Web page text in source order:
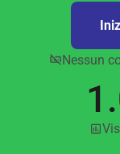
Nessun